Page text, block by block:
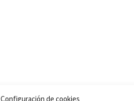
Configuración de cookies